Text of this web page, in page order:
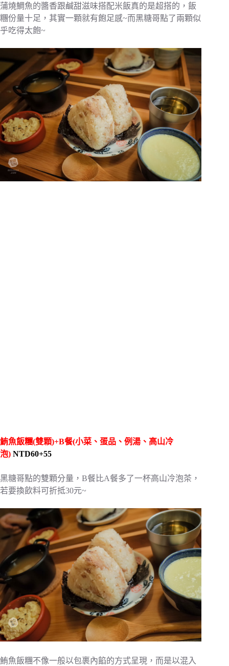
蒲燒鯛魚的醬香跟鹹甜滋味搭配米飯真的是超搭的，飯
糰份量十足，其實一顆就有飽足感~而黑糖哥點了兩顆似
乎吃得太飽~
鮪魚飯糰(雙顆)+B餐(小菜、蛋品、例湯、高山冷
泡) NTD60+55
黑糖哥點的雙顆分量，B餐比A餐多了一杯高山冷泡茶，
若要換飲料可折抵30元~
鮪魚飯糰不像一般以包裹內餡的方式呈現，而是以混入